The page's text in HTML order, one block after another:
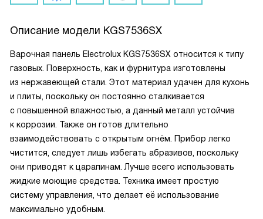
Описание модели KGS7536SX
Варочная панель Electrolux KGS7536SX относится к типу
газовых. Поверхность, как и фурнитура изготовлены
из нержавеющей стали. Этот материал удачен для кухонь
и плиты, поскольку он постоянно сталкивается
с повышенной влажностью, а данный металл устойчив
к коррозии. Также он готов длительно
взаимодействовать с открытым огнём. Прибор легко
чистится, следует лишь избегать абразивов, поскольку
они приводят к царапинам. Лучше всего использовать
жидкие моющие средства. Техника имеет простую
систему управления, что делает её использование
максимально удобным.